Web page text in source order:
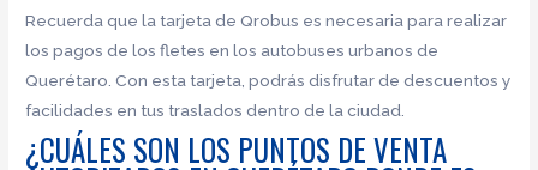
Recuerda que la tarjeta de Qrobus es necesaria para realizar
los pagos de los fletes en los autobuses urbanos de
Querétaro. Con esta tarjeta, podrás disfrutar de descuentos y
facilidades en tus traslados dentro de la ciudad.
¿CUÁLES SON LOS PUNTOS DE VENTA